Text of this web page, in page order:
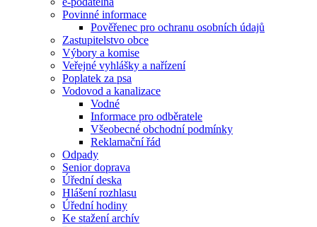
Povinné informace
Pověřenec pro ochranu osobních údajů
Zastupitelstvo obce
Výbory a komise
Veřejné vyhlášky a nařízení
Poplatek za psa
Vodovod a kanalizace
Vodné
Informace pro odběratele
Všeobecné obchodní podmínky
Reklamační řád
Odpady
Senior doprava
Úřední deska
Hlášení rozhlasu
Úřední hodiny
Ke stažení archív